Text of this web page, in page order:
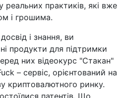
практиків, які вже
і грошима.
і знання, ви
продукти для підтримки
них відеокурс "Стакан"
– сервіс, орієнтований на
криптовалютного ринку.
патентів. Що